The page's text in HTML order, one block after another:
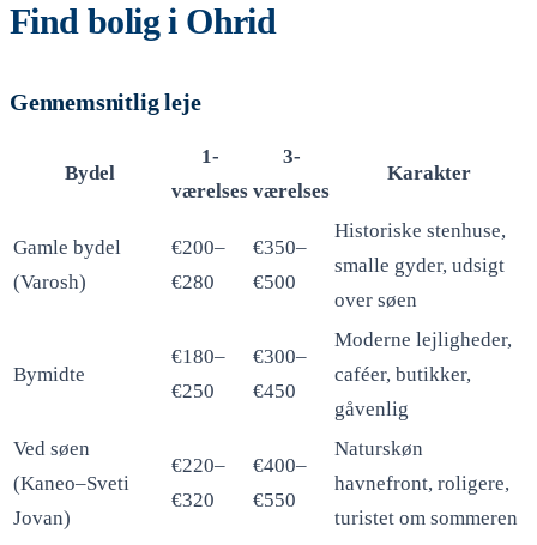
Find bolig i Ohrid
Gennemsnitlig leje
Bydel
1-
værelses
3-
værelses
Karakter
Gamle bydel
(Varosh)
€200–
€280
€350–
€500
Historiske stenhuse,
smalle gyder, udsigt
over søen
Bymidte
€180–
€250
€300–
€450
Moderne lejligheder,
caféer, butikker,
gåvenlig
Ved søen
(Kaneo–Sveti
Jovan)
€220–
€320
€400–
€550
Naturskøn
havnefront, roligere,
turistet om sommeren